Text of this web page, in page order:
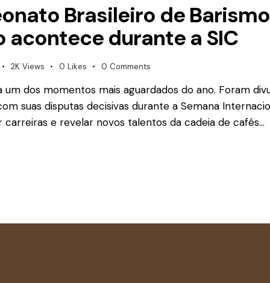
Brasileiro de
durante a SIC
2K Views 0 Likes 0 Comments
dos momentos mais aguardados do ano. Foram
suas disputas decisivas durante a Semana
e revelar novos talentos da cadeia de cafés…